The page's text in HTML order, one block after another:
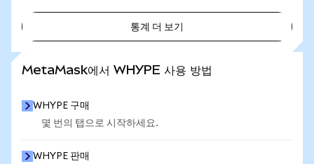
통계 더 보기
MetaMask에서 WHYPE 사용 방법
WHYPE 구매
몇 번의 탭으로 시작하세요.
WHYPE 판매